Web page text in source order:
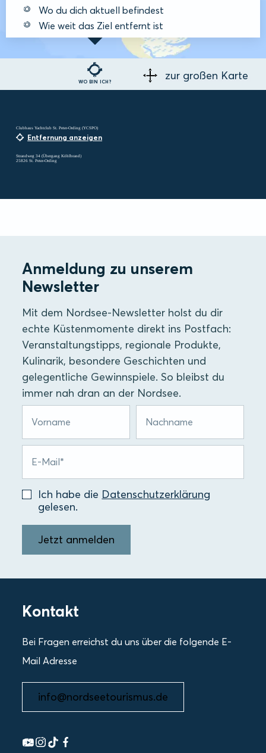
WO BIN ICH?
Wo du dich aktuell befindest
Wie weit das Ziel entfernt ist
zur großen Karte
Clubhaus Yachtclub St. Peter-Ording (YCSPO)
Entfernung anzeigen
Strandweg 34 (Übergang Köhlbrand)
25826 St. Peter-Ording
Anmeldung zu unserem
Newsletter
Mit dem Nordsee-Newsletter holst du dir
echte Küstenmomente direkt ins Postfach:
Veranstaltungstipps, regionale Produkte,
Kulinarik, besondere Geschichten und
gelegentliche Gewinnspiele. So bleibst du
immer nah dran an der Nordsee.
Ich habe die Datenschutzerklärung
gelesen.
Jetzt anmelden
Kontakt
Bei Fragen erreichst du uns über die folgende E-
Mail Adresse
info@nordseetourismus.de